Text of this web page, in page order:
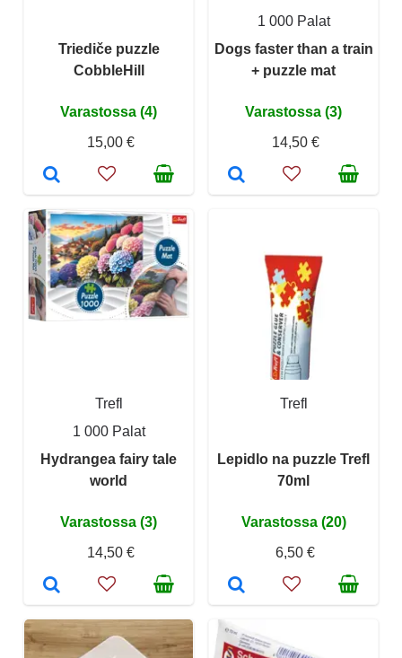
Triediče puzzle
CobbleHill
Varastossa (4)
15,00 €
1 000 Palat
Dogs faster than a train
+ puzzle mat
Varastossa (3)
14,50 €
Trefl
1 000 Palat
Hydrangea fairy tale
world
Varastossa (3)
14,50 €
Trefl
Lepidlo na puzzle Trefl
70ml
Varastossa (20)
6,50 €